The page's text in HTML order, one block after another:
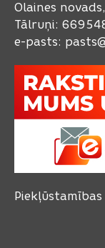
Olaines
Tālruņi:
e-pasts: